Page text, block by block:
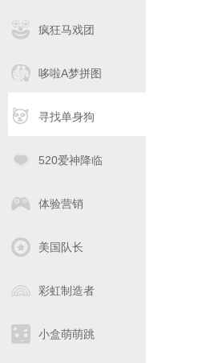
疯狂马戏团
哆啦A梦拼图
寻找单身狗
520爱神降临
体验营销
美国队长
彩虹制造者
小盒萌萌跳